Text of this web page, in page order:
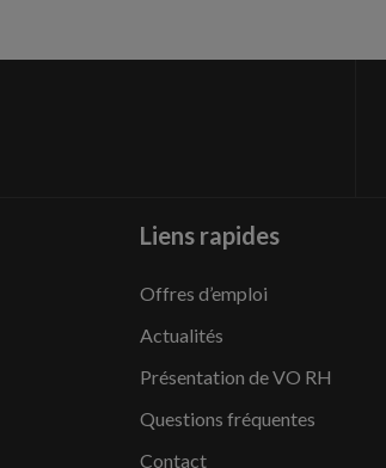
Liens rapides
Offres d’emploi
Actualités
Présentation de VO RH
Questions fréquentes
Contact